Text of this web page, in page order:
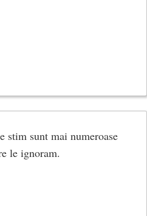
stim sunt mai numeroase
le ignoram.